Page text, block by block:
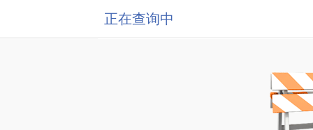
正在查询中